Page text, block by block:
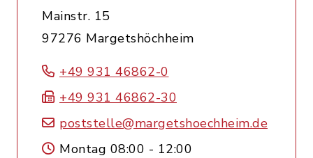
Mainstr. 15
97276 Margetshöchheim
+49 931 46862-0
+49 931 46862-30
poststelle@margetshoechheim.de
Montag 08:00 - 12:00